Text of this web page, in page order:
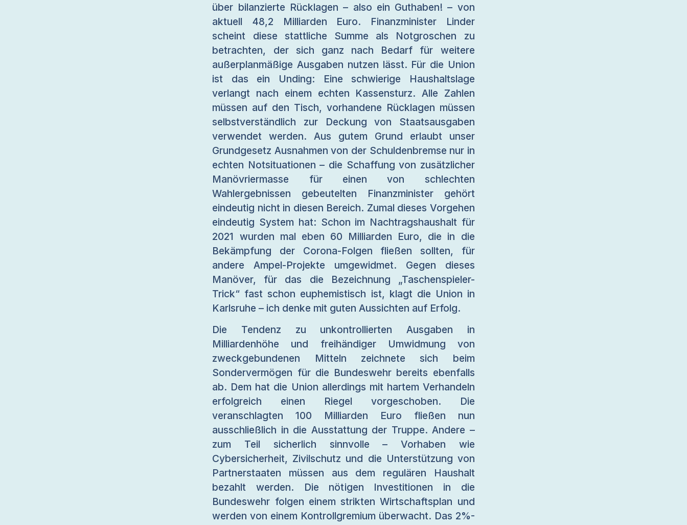
über bilanzierte Rücklagen – also ein Guthaben! – von
aktuell 48,2 Milliarden Euro. Finanzminister Linder
scheint diese stattliche Summe als Notgroschen zu
betrachten, der sich ganz nach Bedarf für weitere
außerplanmäßige Ausgaben nutzen lässt. Für die Union
ist das ein Unding: Eine schwierige Haushaltslage
verlangt nach einem echten Kassensturz. Alle Zahlen
müssen auf den Tisch, vorhandene Rücklagen müssen
selbstverständlich zur Deckung von Staatsausgaben
verwendet werden. Aus gutem Grund erlaubt unser
Grundgesetz Ausnahmen von der Schuldenbremse nur in
echten Notsituationen – die Schaffung von zusätzlicher
Manövriermasse für einen von schlechten
Wahlergebnissen gebeutelten Finanzminister gehört
eindeutig nicht in diesen Bereich. Zumal dieses Vorgehen
eindeutig System hat: Schon im Nachtragshaushalt für
2021 wurden mal eben 60 Milliarden Euro, die in die
Bekämpfung der Corona-Folgen fließen sollten, für
andere Ampel-Projekte umgewidmet. Gegen dieses
Manöver, für das die Bezeichnung „Taschenspieler-
Trick“ fast schon euphemistisch ist, klagt die Union in
Karlsruhe – ich denke mit guten Aussichten auf Erfolg.
Die Tendenz zu unkontrollierten Ausgaben in
Milliardenhöhe und freihändiger Umwidmung von
zweckgebundenen Mitteln zeichnete sich beim
Sondervermögen für die Bundeswehr bereits ebenfalls
ab. Dem hat die Union allerdings mit hartem Verhandeln
erfolgreich einen Riegel vorgeschoben. Die
veranschlagten 100 Milliarden Euro fließen nun
ausschließlich in die Ausstattung der Truppe. Andere –
zum Teil sicherlich sinnvolle – Vorhaben wie
Cybersicherheit, Zivilschutz und die Unterstützung von
Partnerstaaten müssen aus dem regulären Haushalt
bezahlt werden. Die nötigen Investitionen in die
Bundeswehr folgen einem strikten Wirtschaftsplan und
werden von einem Kontrollgremium überwacht. Das 2%-